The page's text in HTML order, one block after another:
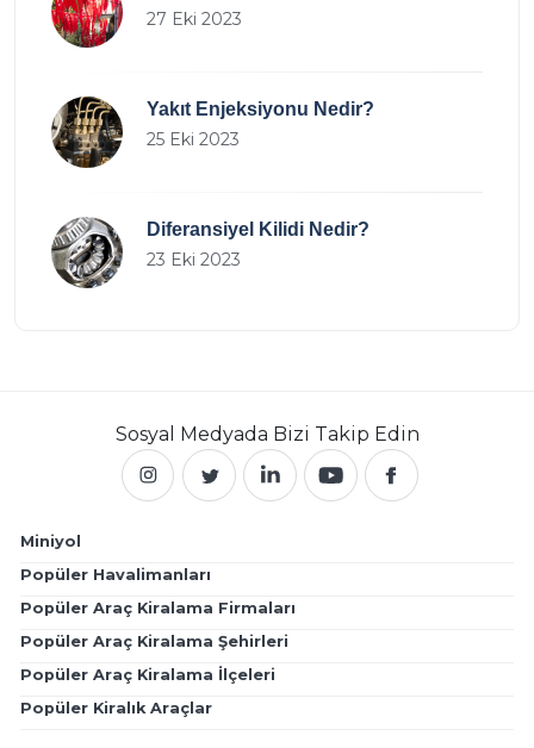
27 Eki 2023
Yakıt Enjeksiyonu Nedir?
25 Eki 2023
Diferansiyel Kilidi Nedir?
23 Eki 2023
Sosyal Medyada Bizi Takip Edin
Miniyol
Popüler Havalimanları
Popüler Araç Kiralama Firmaları
Popüler Araç Kiralama Şehirleri
Popüler Araç Kiralama İlçeleri
Popüler Kiralık Araçlar